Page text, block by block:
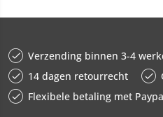
Verzending binnen 3-4
14 dagen retourrecht
Flexibele betaling met